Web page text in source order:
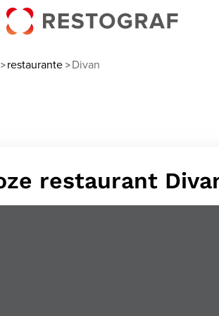
> restaurante > Divan
restaurant